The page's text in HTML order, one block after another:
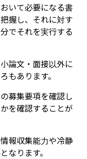
いて必要になる書
握し、それに対す
でそれを実行する
論文・面接以外に
もあります。
募集要項を確認し
を確認することが
報収集能力や冷静
なります。